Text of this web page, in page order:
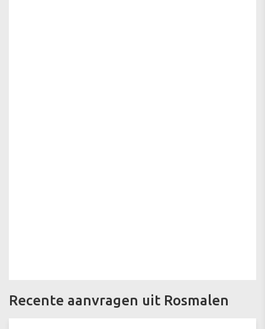
Recente aanvragen uit Rosmalen